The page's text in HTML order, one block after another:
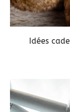
Idées